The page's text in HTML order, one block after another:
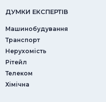
ДУМКИ ЕКСПЕРТIВ
Машинобудування
Транспорт
Нерухомість
Рітейл
Телеком
Хімічна